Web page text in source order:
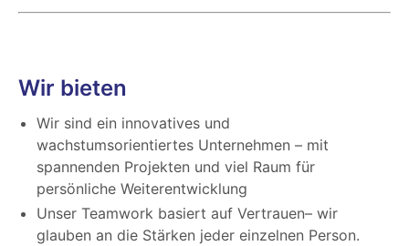
Wir bieten
Wir sind ein innovatives und
wachstumsorientiertes Unternehmen – mit
spannenden Projekten und viel Raum für
persönliche Weiterentwicklung
Unser Teamwork basiert auf Vertrauen– wir
glauben an die Stärken jeder einzelnen Person.